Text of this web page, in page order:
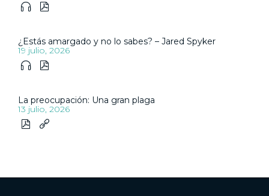
 
¿Estás amargado y no lo sabes? – Jared Spyker
19 julio, 2026
 
La preocupación: Una gran plaga
13 julio, 2026
 